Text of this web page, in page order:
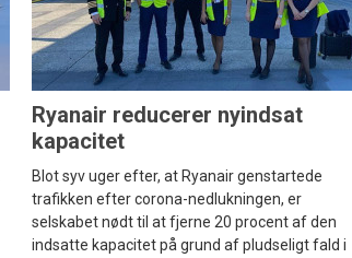
Ryanair reducerer nyindsat
kapacitet
Blot syv uger efter, at Ryanair genstartede
trafikken efter corona-nedlukningen, er
selskabet nødt til at fjerne 20 procent af den
indsatte kapacitet på grund af pludseligt fald i